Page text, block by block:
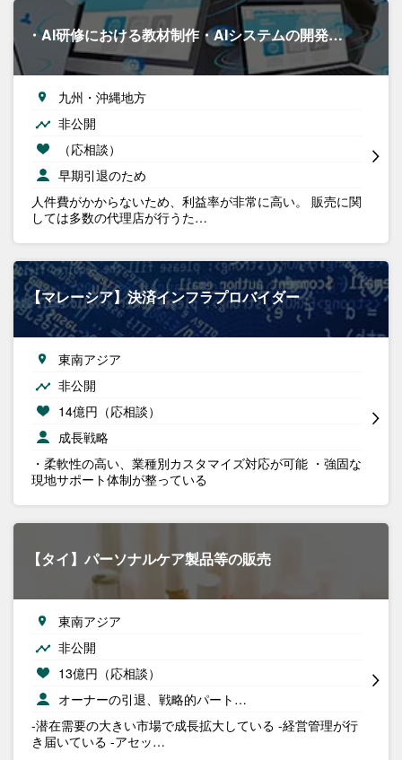
・AI研修における教材制作・AIシステムの開発…
九州・沖縄地方
非公開
（応相談）
早期引退のため
人件費がかからないため、利益率が非常に高い。 販売に関
しては多数の代理店が行うた…
【マレーシア】決済インフラプロバイダー
東南アジア
非公開
14億円（応相談）
成長戦略
・柔軟性の高い、業種別カスタマイズ対応が可能 ・強固な
現地サポート体制が整っている
【タイ】パーソナルケア製品等の販売
東南アジア
非公開
13億円（応相談）
オーナーの引退、戦略的パート…
-潜在需要の大きい市場で成長拡大している -経営管理が行
き届いている -アセッ…